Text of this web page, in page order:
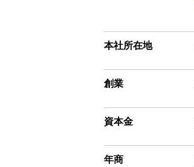
本社所在地
創業
資本金
年商